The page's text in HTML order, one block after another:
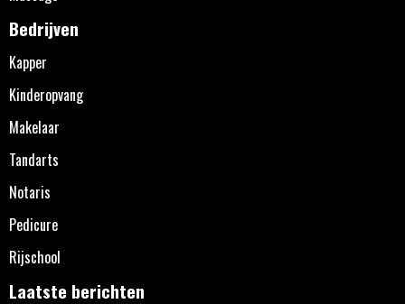
Bedrijven
Kapper
Kinderopvang
Makelaar
Tandarts
Notaris
Pedicure
Rijschool
Laatste berichten